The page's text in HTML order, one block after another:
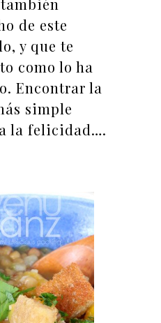
de este
y que te
como lo ha
Encontrar la
simple
la felicidad….